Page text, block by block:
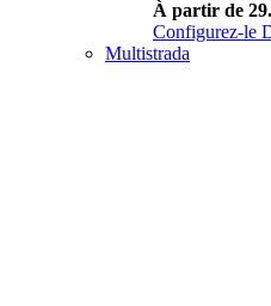
À partir de
Configurez-le
Multistrada